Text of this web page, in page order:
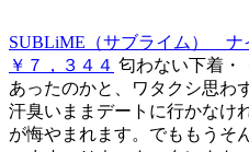
SUBLiME（サブライム）
￥７，３４４ 匂わない下着・
あったのかと、ワタクシ思わ
汗臭いままデートに行かなけ
が悔やまれます。でももうそ